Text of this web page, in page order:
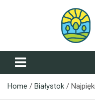
Home Białystok